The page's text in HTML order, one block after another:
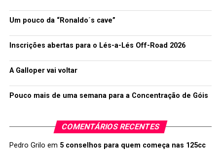
Um pouco da “Ronaldo´s cave”
Inscrições abertas para o Lés-a-Lés Off-Road 2026
A Galloper vai voltar
Pouco mais de uma semana para a Concentração de Góis
COMENTÁRIOS RECENTES
Pedro Grilo em 5 conselhos para quem começa nas 125cc